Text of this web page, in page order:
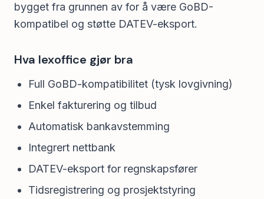
bygget fra grunnen av for å være GoBD-
kompatibel og støtte DATEV-eksport.
Hva lexoffice gjør bra
Full GoBD-kompatibilitet (tysk lovgivning)
Enkel fakturering og tilbud
Automatisk bankavstemming
Integrert nettbank
DATEV-eksport for regnskapsfører
Tidsregistrering og prosjektstyring